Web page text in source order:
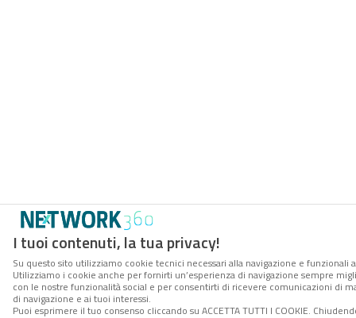
I tuoi contenuti, la tua privacy!
Su questo sito utilizziamo cookie tecnici necessari alla navigazione e funzionali
Utilizziamo i cookie anche per fornirti un’esperienza di navigazione sempre
con le nostre funzionalità social e per consentirti di ricevere comunicazioni di
di navigazione e ai tuoi interessi.
Puoi esprimere il tuo consenso cliccando su ACCETTA TUTTI I COOKIE.